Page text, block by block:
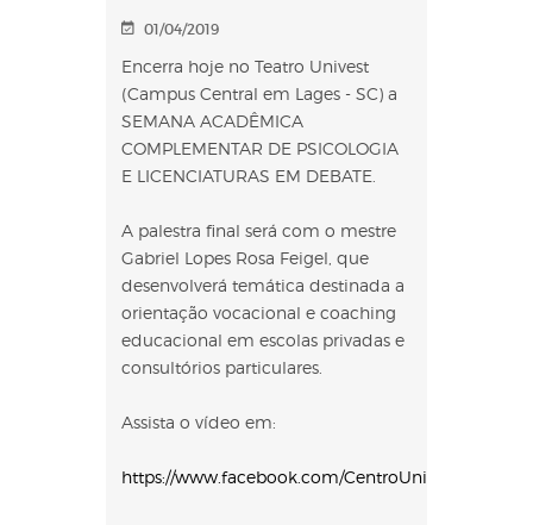
01/04/2019
Encerra hoje no Teatro Univest
(Campus Central em Lages - SC) a
SEMANA ACADÊMICA
COMPLEMENTAR DE PSICOLOGIA
E LICENCIATURAS EM DEBATE.
A palestra final será com o mestre
Gabriel Lopes Rosa Feigel, que
desenvolverá temática destinada a
orientação vocacional e coaching
educacional em escolas privadas e
consultórios particulares.
Assista o vídeo em:
https://www.facebook.com/